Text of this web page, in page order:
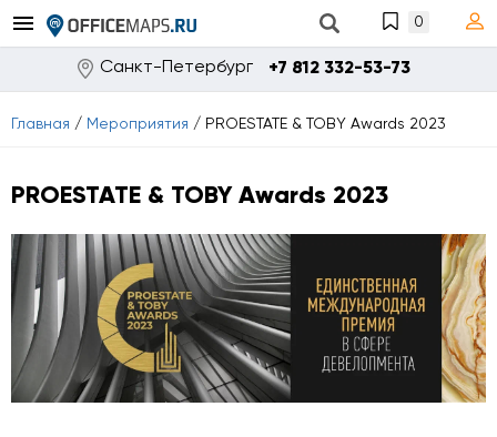
0
Санкт-Петербург +7 812 332-53-73
Главная / Мероприятия / PROESTATE & TOBY Awards 2023
PROESTATE & TOBY Awards 2023